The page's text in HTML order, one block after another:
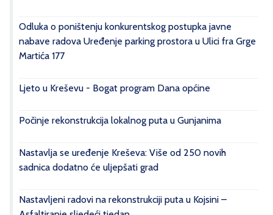
Odluka o poništenju konkurentskog postupka javne
nabave radova Uređenje parking prostora u Ulici fra Grge
Martića 177
Ljeto u Kreševu - Bogat program Dana općine
Počinje rekonstrukcija lokalnog puta u Gunjanima
Nastavlja se uređenje Kreševa: Više od 250 novih
sadnica dodatno će uljepšati grad
Nastavljeni radovi na rekonstrukciji puta u Kojsini –